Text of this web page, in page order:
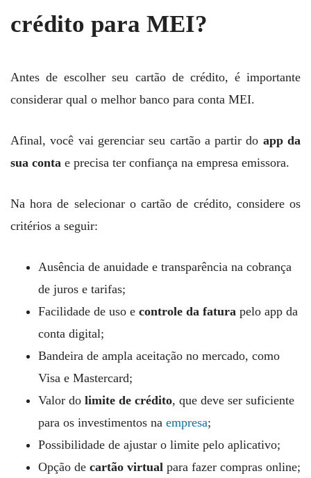
crédito para MEI?
Antes de escolher seu cartão de crédito, é importante
considerar qual o melhor banco para conta MEI.
Afinal, você vai gerenciar seu cartão a partir do app da
sua conta e precisa ter confiança na empresa emissora.
Na hora de selecionar o cartão de crédito, considere os
critérios a seguir:
Ausência de anuidade e transparência na cobrança
de juros e tarifas;
Facilidade de uso e controle da fatura pelo app da
conta digital;
Bandeira de ampla aceitação no mercado, como
Visa e Mastercard;
Valor do limite de crédito, que deve ser suficiente
para os investimentos na empresa;
Possibilidade de ajustar o limite pelo aplicativo;
Opção de cartão virtual para fazer compras online;